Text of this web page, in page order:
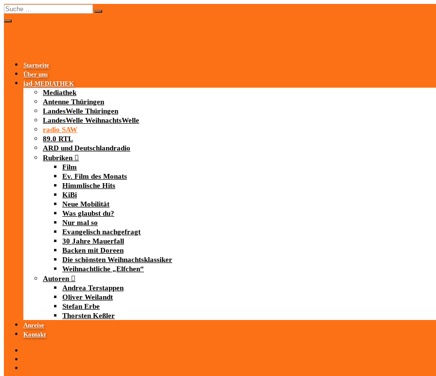
Startseite
Über uns
iad-MEDIATHEK
Mediathek
Antenne Thüringen
LandesWelle Thüringen
LandesWelle WeihnachtsWelle
radio SAW
89.0 RTL
ARD und Deutschlandradio
Rubriken
Film
Ev. Film des Monats
Himmlische Hits
KiBi
Neue Mobilität
Was glaubst du?
Nur mal so
Evangelisch nachgefragt
30 Jahre Mauerfall
Backen mit Doreen
Die schönsten Weihnachtsklassiker
Weihnachtliche „Elfchen“
Autoren
Andrea Terstappen
Oliver Weilandt
Stefan Erbe
Thorsten Keßler
Anreise
Kontakt